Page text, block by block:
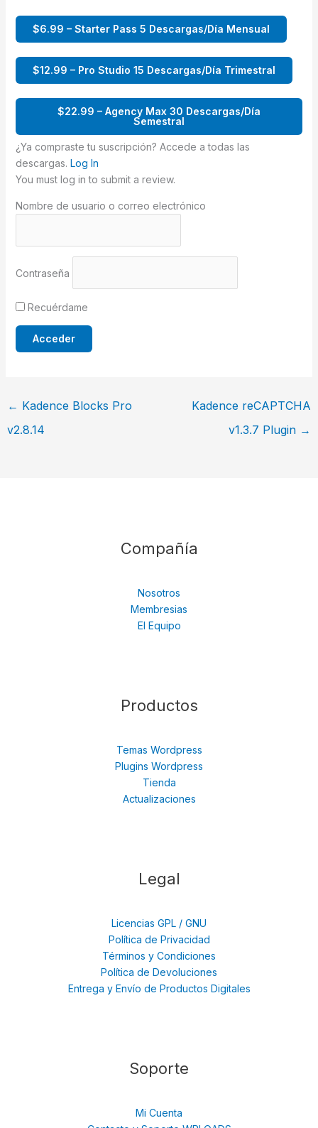
$6.99 – Starter Pass 5 Descargas/Día Mensual
$12.99 – Pro Studio 15 Descargas/Día Trimestral
$22.99 – Agency Max 30 Descargas/Día
Semestral
¿Ya compraste tu suscripción? Accede a todas las
descargas. Log In
You must log in to submit a review.
Nombre de usuario o correo electrónico
Contraseña
Recuérdame
← Kadence Blocks Pro
v2.8.14
Kadence reCAPTCHA
v1.3.7 Plugin →
Compañía
Nosotros
Membresias
El Equipo
Productos
Temas Wordpress
Plugins Wordpress
Tienda
Actualizaciones
Legal
Licencias GPL / GNU
Política de Privacidad
Términos y Condiciones
Política de Devoluciones
Entrega y Envío de Productos Digitales
Soporte
Mi Cuenta